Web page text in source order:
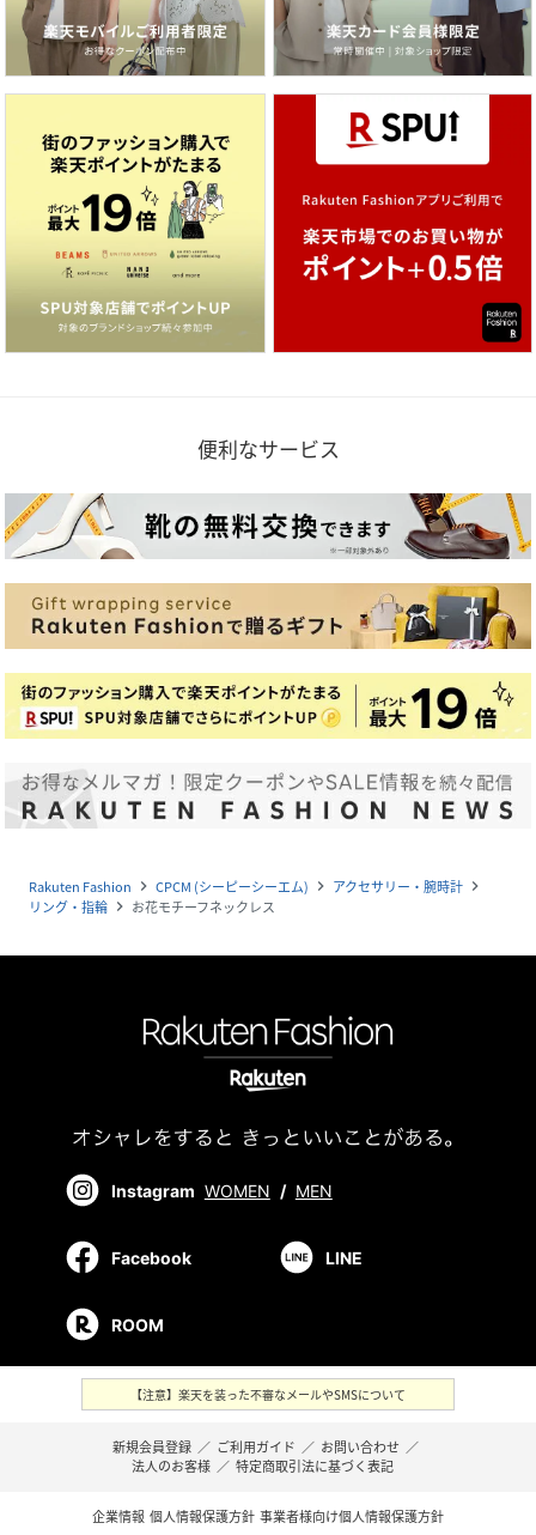
便利なサービス
Rakuten Fashion navigate_next CPCM (シーピーシーエム) navigate_next アクセサリー・腕時計 navigate_next
リング・指輪 navigate_next お花モチーフネックレス
Instagram WOMEN / MEN
Facebook LINE
ROOM
【注意】楽天を装った不審なメールやSMSについて
新規会員登録 ／ ご利用ガイド ／ お問い合わせ ／
法人のお客様 ／ 特定商取引法に基づく表記
企業情報 個人情報保護方針 事業者様向け個人情報保護方針